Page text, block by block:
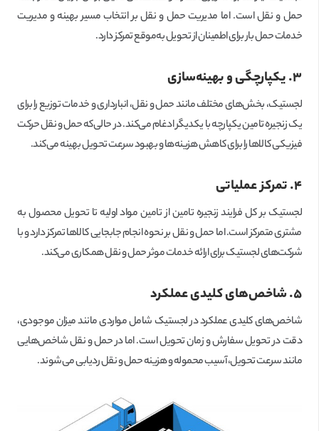
حمل و نقل است. اما مدیریت حمل و نقل بر انتخاب مسیر بهینه و مدیریت
خدمات حمل بار برای اطمینان از تحویل به‌موقع تمرکز دارد.
۳. یکپارچگی و بهینه‌سازی
لجستیک، بخش‌های مختلف مانند حمل و نقل، انبارداری و خدمات توزیع را برای
یک زنجیره تامین یکپارچه با یکدیگر ادغام می‌کند. در حالی‌که حمل و نقل حرکت
فیزیکی کالاها را برای کاهش هزینه‌ها و بهبود سرعت تحویل بهینه می‌کند.
۴. تمرکز عملیاتی
لجستیک بر کل فرایند زنجیره تامین از تامین مواد اولیه تا تحویل محصول به
مشتری متمرکز است. اما حمل و نقل بر نحوه انجام جابجایی کالاها تمرکز دارد و با
شرکت‌های لجستیک برای ارائه خدمات موثر حمل و نقل همکاری می‌کند.
۵. شاخص‌های کلیدی عملکرد
شاخص‌های کلیدی عملکرد در لجستیک شامل مواردی مانند میزان موجودی،
دقت در تحویل سفارش و زمان تحویل است. اما در حمل و نقل شاخص‌هایی
مانند سرعت تحویل، آسیب محموله و هزینه حمل و نقل ردیابی می‌شوند.